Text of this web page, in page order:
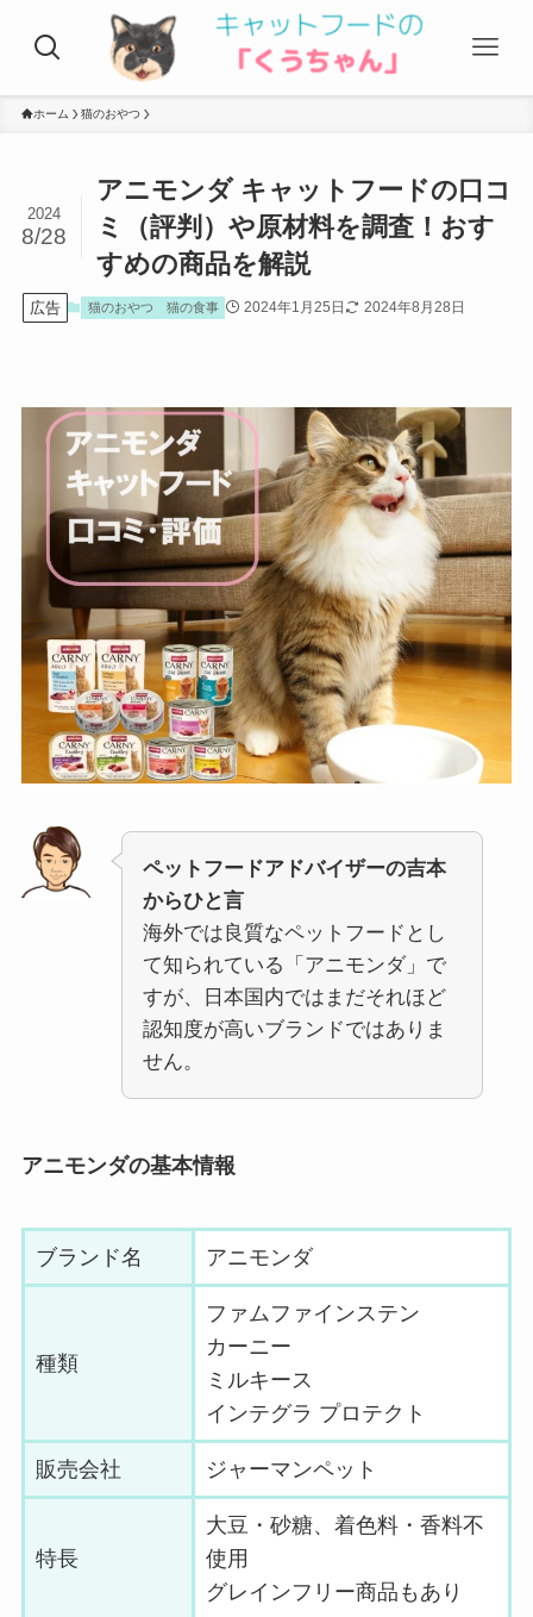
ホーム 猫のおやつ
アニモンダ キャットフードの口コ
ミ（評判）や原材料を調査！おす
すめの商品を解説
2024
8/28
広告 猫のおやつ 猫の食事 2024年1月25日 2024年8月28日
ペットフードアドバイザーの吉本
からひと言
海外では良質なペットフードとし
て知られている「アニモンダ」で
すが、日本国内ではまだそれほど
認知度が高いブランドではありま
せん。
アニモンダの基本情報
ブランド名 アニモンダ
種類
ファムファインステン
カーニー
ミルキース
インテグラ プロテクト
販売会社 ジャーマンペット
特長
大豆・砂糖、着色料・香料不
使用
グレインフリー商品もあり